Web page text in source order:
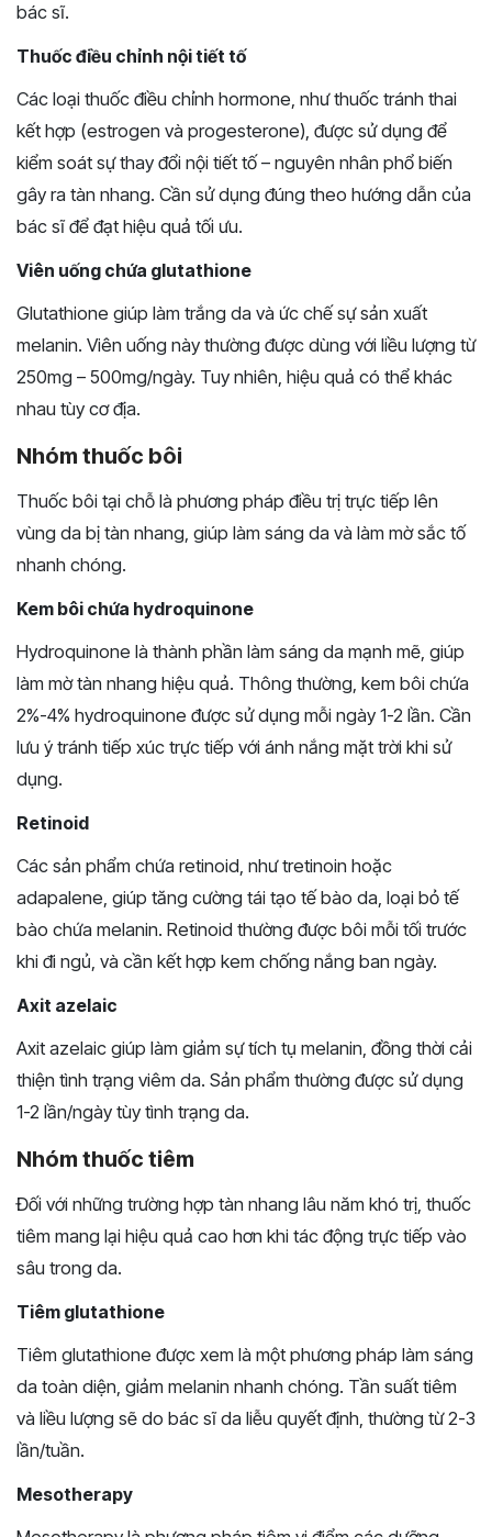
bác sĩ.
Thuốc điều chỉnh nội tiết tố
Các loại thuốc điều chỉnh hormone, như thuốc tránh thai
kết hợp (estrogen và progesterone), được sử dụng để
kiểm soát sự thay đổi nội tiết tố – nguyên nhân phổ biến
gây ra tàn nhang. Cần sử dụng đúng theo hướng dẫn của
bác sĩ để đạt hiệu quả tối ưu.
Viên uống chứa glutathione
Glutathione giúp làm trắng da và ức chế sự sản xuất
melanin. Viên uống này thường được dùng với liều lượng từ
250mg – 500mg/ngày. Tuy nhiên, hiệu quả có thể khác
nhau tùy cơ địa.
Nhóm thuốc bôi
Thuốc bôi tại chỗ là phương pháp điều trị trực tiếp lên
vùng da bị tàn nhang, giúp làm sáng da và làm mờ sắc tố
nhanh chóng.
Kem bôi chứa hydroquinone
Hydroquinone là thành phần làm sáng da mạnh mẽ, giúp
làm mờ tàn nhang hiệu quả. Thông thường, kem bôi chứa
2%-4% hydroquinone được sử dụng mỗi ngày 1-2 lần. Cần
lưu ý tránh tiếp xúc trực tiếp với ánh nắng mặt trời khi sử
dụng.
Retinoid
Các sản phẩm chứa retinoid, như tretinoin hoặc
adapalene, giúp tăng cường tái tạo tế bào da, loại bỏ tế
bào chứa melanin. Retinoid thường được bôi mỗi tối trước
khi đi ngủ, và cần kết hợp kem chống nắng ban ngày.
Axit azelaic
Axit azelaic giúp làm giảm sự tích tụ melanin, đồng thời cải
thiện tình trạng viêm da. Sản phẩm thường được sử dụng
1-2 lần/ngày tùy tình trạng da.
Nhóm thuốc tiêm
Đối với những trường hợp tàn nhang lâu năm khó trị, thuốc
tiêm mang lại hiệu quả cao hơn khi tác động trực tiếp vào
sâu trong da.
Tiêm glutathione
Tiêm glutathione được xem là một phương pháp làm sáng
da toàn diện, giảm melanin nhanh chóng. Tần suất tiêm
và liều lượng sẽ do bác sĩ da liễu quyết định, thường từ 2-3
lần/tuần.
Mesotherapy